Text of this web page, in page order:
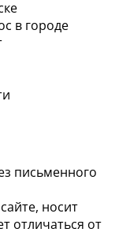
в городе
письменного
носит
отличаться от